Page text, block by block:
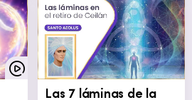
Las 7 láminas de la